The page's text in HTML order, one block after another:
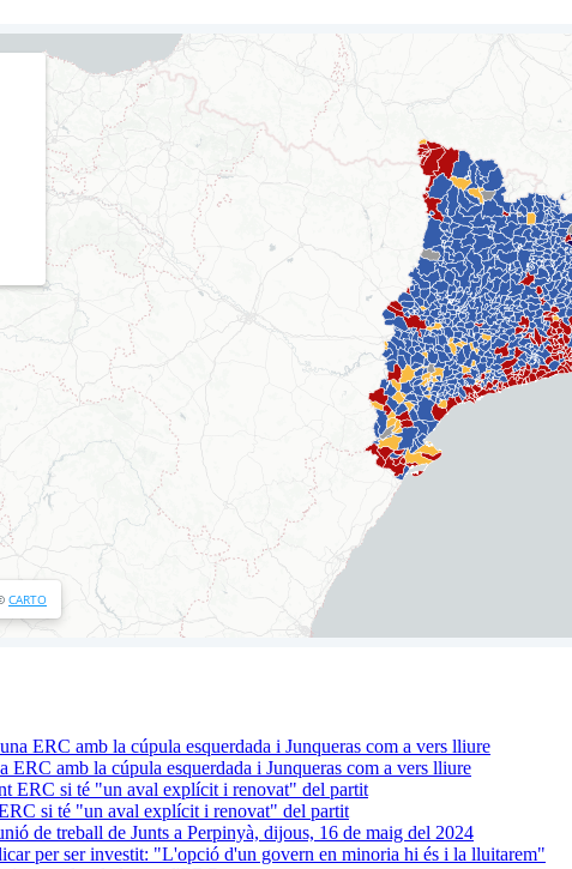
ERC amb la cúpula esquerdada i Junqueras com a vers lliure
si té "un aval explícit i renovat" del partit
per ser investit: "L'opció d'un govern en minoria hi és i la lluitarem"